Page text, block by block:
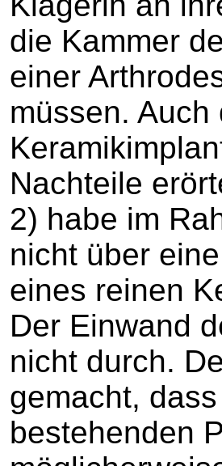
die Kammer
einer
müssen.
Nachteile
2) habe im
nicht über
eines reinen
Der Einwand
nicht durch.
gemacht,
bestehenden